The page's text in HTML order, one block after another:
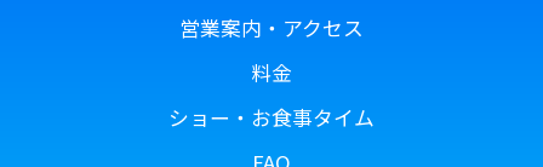
営業案内・アクセス
料金
ショー・お食事タイム